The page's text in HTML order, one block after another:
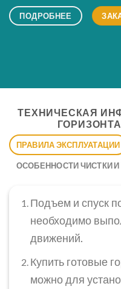
ПОДРОБНЕЕ
ТЕХНИЧЕСКАЯ
ПРАВИЛА ЭКСПЛУАТАЦИИ
ОСОБЕННОСТИ ЧИСТКИ
Подъем и спуск
необходимо
движений.
Купить готовые
можно для